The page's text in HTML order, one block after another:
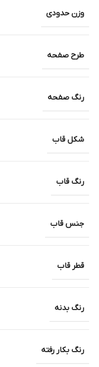
وزن حدودی
طرح صفحه
رنگ صفحه
شکل قاب
رنگ قاب
جنس قاب
قطر قاب
رنگ بدنه
رنگ بکار رفته